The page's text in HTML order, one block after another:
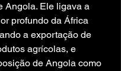
Angola. Ele ligava a
profundo da África
a exportação de
agrícolas, e
de Angola como